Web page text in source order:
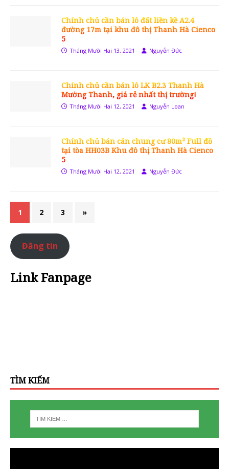
Chính chủ cần bán lô đất liền kề A2.4
đường 17m tại khu đô thị Thanh Hà Cienco
5
Tháng Mười Hai 13, 2021 Nguyễn Đức
Chính chủ cần bán lô LK B2.3 Thanh Hà
Mường Thanh, giá rẻ nhất thị trường!
Tháng Mười Hai 12, 2021 Nguyễn Loan
Chính chủ bán căn chung cư 80m² Full đồ
tại tòa HH03B Khu đô thị Thanh Hà Cienco
5
Tháng Mười Hai 12, 2021 Nguyễn Đức
1 2 3 »
Đăng tin
Link Fanpage
TÌM KIẾM